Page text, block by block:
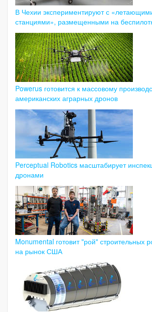
В Чехии экспериментируют с
станциями», размещенными на
Powerus готовится к массовому
американских аграрных дронов
Perceptual Robotics масштабирует
дронами
Monumental готовит "рой" строительных
на рынок США